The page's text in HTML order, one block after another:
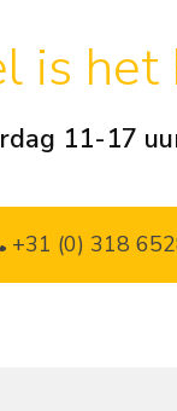
is het
11-17
+31 (0) 318